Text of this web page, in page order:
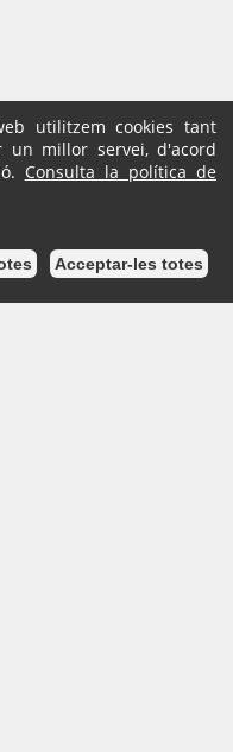
utilitzem cookies tant
millor servei, d'acord
Consulta la política de
Acceptar-les totes